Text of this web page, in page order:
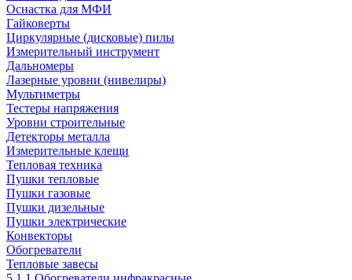
Оснастка для МФИ
Гайковерты
Циркулярные (дисковые) пилы
Измерительный инструмент
Дальномеры
Лазерные уровни (нивелиры)
Мультиметры
Тестеры напряжения
Уровни строительные
Детекторы металла
Измерительные клещи
Тепловая техника
Пушки тепловые
Пушки газовые
Пушки дизельные
Пушки электрические
Конвекторы
Обогреватели
Тепловые завесы